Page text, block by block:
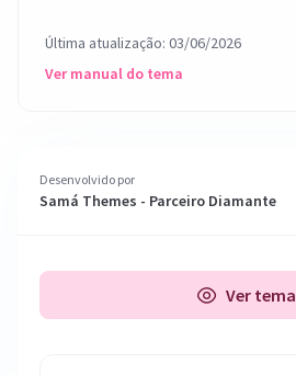
Última atualização: 03/06/2026
Ver manual do tema
Desenvolvido por
Samá Themes - Parceiro Diamante
Ver tema